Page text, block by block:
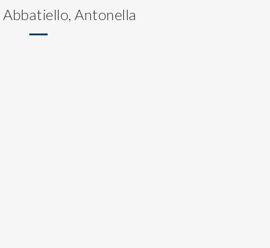
Antonella